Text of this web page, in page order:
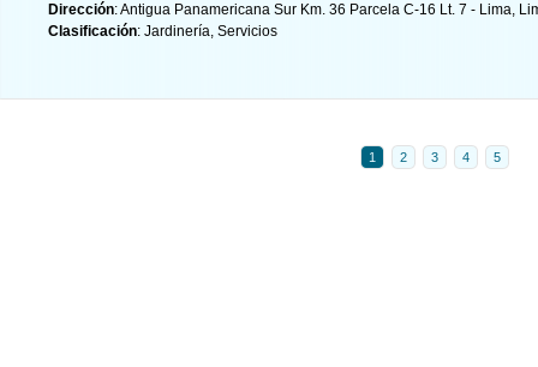
Dirección: Antigua Panamericana Sur Km. 36 Parcela C-16 Lt. 7 - Lima,
Clasificación: Jardinería, Servicios
1 2 3 4 5